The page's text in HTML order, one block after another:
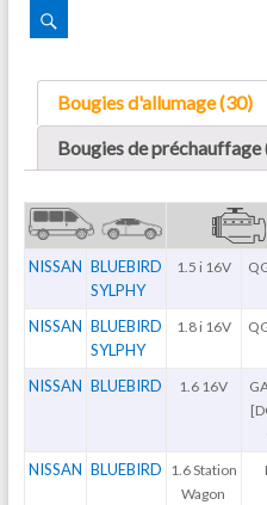
Bougies d'allumage (30)
Bougies de préchauffage
NISSAN BLUEBIRD
SYLPHY
1.5 i 16V
NISSAN BLUEBIRD
SYLPHY
1.8 i 16V
NISSAN BLUEBIRD 1.6 16V
NISSAN BLUEBIRD 1.6 Station
Wagon